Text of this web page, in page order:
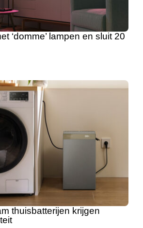
‘domme’ lampen en sluit 20
thuisbatterijen krijgen